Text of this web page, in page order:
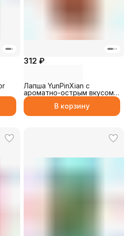
312 ₽
Лапша YunPinXian с
ароматно-острым вкусом
125гр
В корзину